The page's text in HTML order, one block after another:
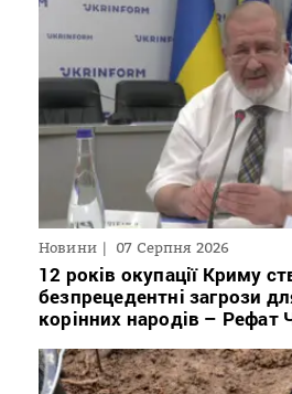
Новини 07 Серпня 2026
12 років окупації Криму
безпрецедентні загрози
корінних народів – Рефат